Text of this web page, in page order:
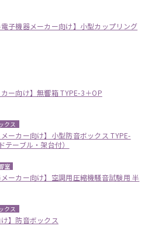
電子機器メーカー向け】小型カップリング
カー向け】無響箱 TYPE-3＋OP
クス
メーカー向け】小型防音ボックス TYPE-
テーブル・架台付）
室
メーカー向け】空調用圧縮機騒音試験用 半
クス
け】防音ボックス